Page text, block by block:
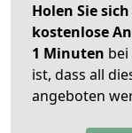
Holen Sie
kostenlose
1 Minuten
ist, dass all
angeboten